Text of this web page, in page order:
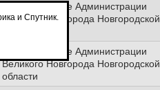
Постановление Администрации
Великого Новгорода Новгородской
Постановление Администрации
Великого Новгорода Новгородской
области
и Спутник.